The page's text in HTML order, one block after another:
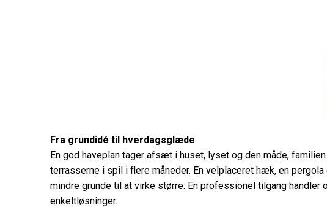
Fra grundidé til hverdagsglæde
En god haveplan tager afsæt i huset, lyset og den måde,
terrasserne i spil i flere måneder. En velplaceret hæk, en
mindre grunde til at virke større. En professionel tilgang
enkeltløsninger.